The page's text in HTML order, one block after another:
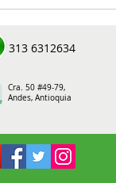
313 6312634
Cra. 50 #49-79,
Andes, Antioquia